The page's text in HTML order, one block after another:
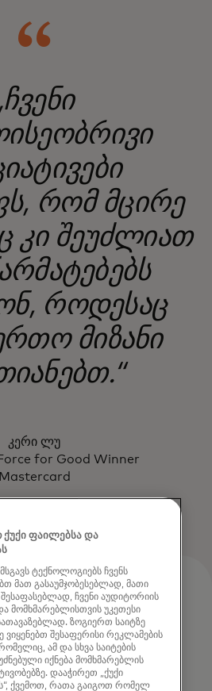
რომ მცირე
კი შეუძლიათ
როდესაც
მიზანი
კერი ლუ
for Good Winner
Mastercard
ფაილებსა და
ტექნოლოგიებს ჩვენს
მათ გასაუმჯობესებლად, მათი
შესაფასებლად, ჩვენი აუდიტორიის
მომხმარებლისთვის უკეთესი
ზოგიერთ საიტზე
ვიყენებთ შესაფერისი რეკლამების
ამ და სხვა საიტების
იქნება მომხმარებლის
დააჭირეთ „ქუქი
ქვემოთ, რათა გაიგოთ რომელ